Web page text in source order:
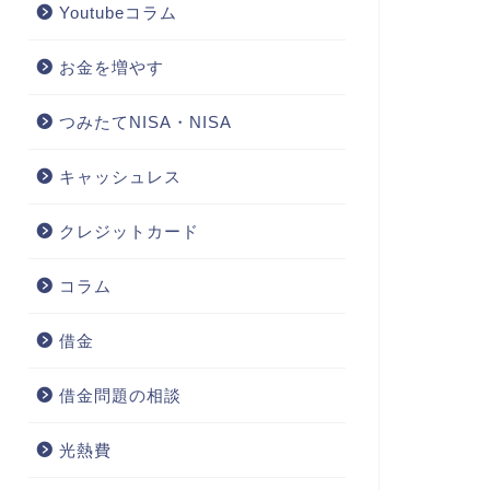
Youtubeコラム
お金を増やす
つみたてNISA・NISA
キャッシュレス
クレジットカード
コラム
借金
借金問題の相談
光熱費